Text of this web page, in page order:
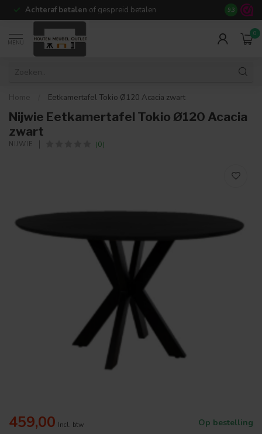
Achteraf betalen of gespreid betalen 14 dagen
9.3
MENU
0
Home Eetkamertafel Tokio Ø120 Acacia zwart
Nijwie Eetkamertafel Tokio Ø120 Acacia
zwart
NIJWIE (0)
459,00 Incl. btw Op bestelling